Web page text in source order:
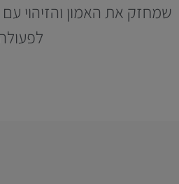
שמחזק את האמון והזיהוי